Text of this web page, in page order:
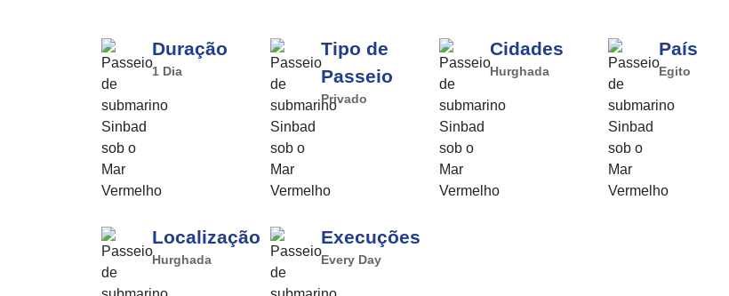
Duração
1 Dia
Tipo de
Passeio
Privado
Cidades
Hurghada
País
Egito
Localização
Hurghada
Execuções
Every Day